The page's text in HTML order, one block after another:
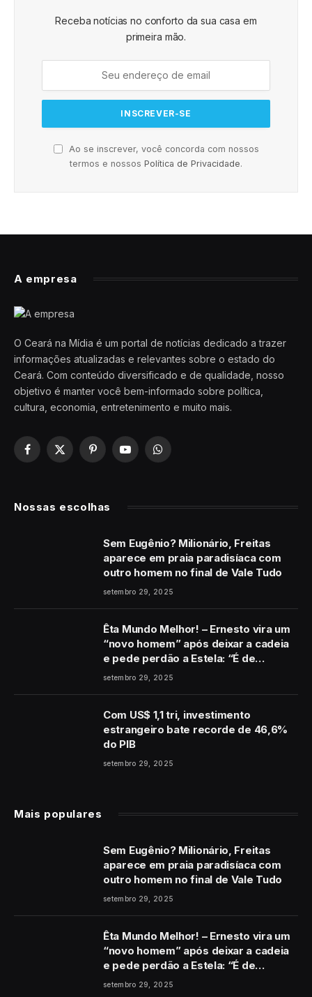
Receba notícias no conforto da sua casa em
primeira mão.
Ao se inscrever, você concorda com nossos
termos e nossos Política de Privacidade.
A empresa
O Ceará na Mídia é um portal de notícias dedicado a trazer
informações atualizadas e relevantes sobre o estado do
Ceará. Com conteúdo diversificado e de qualidade, nosso
objetivo é manter você bem-informado sobre política,
cultura, economia, entretenimento e muito mais.
Facebook
X
PinterestYouTubeWhatsApp
Nossas escolhas
Sem Eugênio? Milionário, Freitas
aparece em praia paradisíaca com
outro homem no final de Vale Tudo
setembro 29, 2025
Êta Mundo Melhor! – Ernesto vira um
“novo homem” após deixar a cadeia
e pede perdão a Estela: “É de
coração”
setembro 29, 2025
Com US$ 1,1 tri, investimento
estrangeiro bate recorde de 46,6%
do PIB
setembro 29, 2025
Mais populares
Sem Eugênio? Milionário, Freitas
aparece em praia paradisíaca com
outro homem no final de Vale Tudo
setembro 29, 2025
Êta Mundo Melhor! – Ernesto vira um
“novo homem” após deixar a cadeia
e pede perdão a Estela: “É de
coração”
setembro 29, 2025